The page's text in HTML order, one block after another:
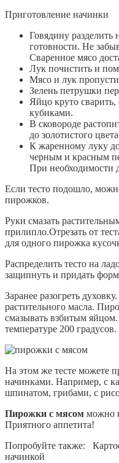
Приготовление начинки
Говядину разделить
готовности. Не
Сваренное мясо
Лук почистить и
Мясо и лук
Зелень петрушки
Яйцо круто сварить,
кубиками.
В сковороде
до золотистого
К жаренному луку
черным и красным
При необходимости
Если тесто подошло,
пирожков.
Руки смазать
прилипло.Отрезать от
для одного пирожка
Распределить тесто на
защипнуть и придать
Заранее разогреть
растительного масла.
смазывать взбитым
температуре 200 градусов.
На этом же тесте можете
начинками. Например, с
шпинатом, грибами, с
Пирожки с мясом можно
Приятного аппетита!
Попробуйте также:
начинкой